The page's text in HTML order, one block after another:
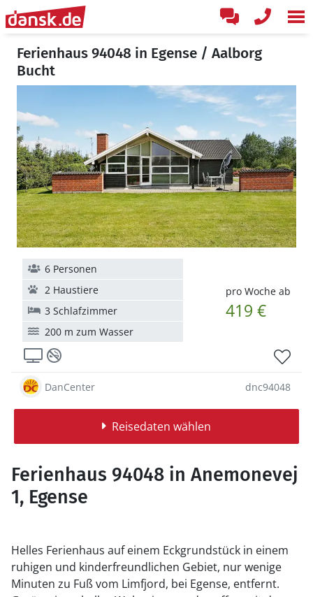
Ferienhaus 94048 in Egense / Aalborg
Bucht
pro Woche ab
419 €
6 Personen
2 Haustiere
3 Schlafzimmer
200 m zum Wasser
DanCenter dnc94048
Reisedaten wählen
Ferienhaus 94048 in Anemonevej
1, Egense
Helles Ferienhaus auf einem Eckgrundstück in einem
ruhigen und kinderfreundlichen Gebiet, nur wenige
Minuten zu Fuß vom Limfjord, bei Egense, entfernt.